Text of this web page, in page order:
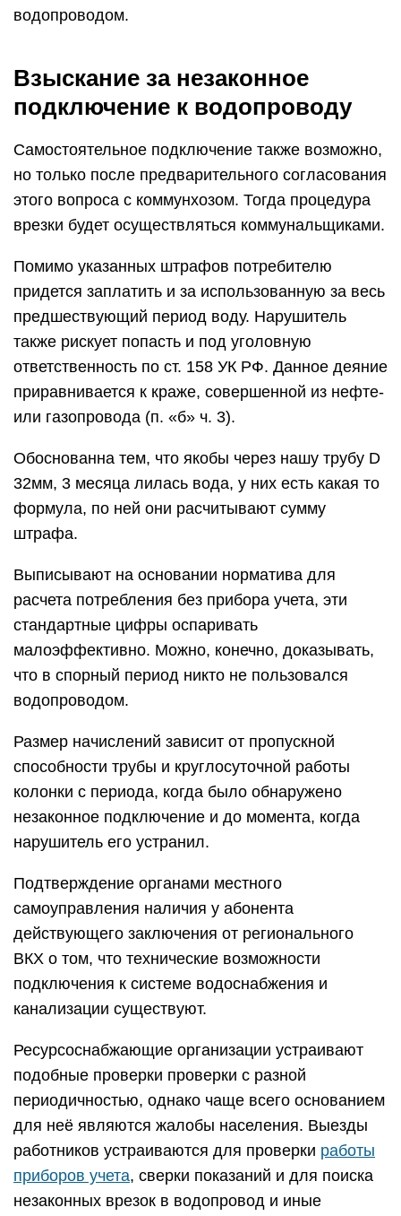
водопроводом.
Взыскание за незаконное
подключение к водопроводу
Самостоятельное подключение также возможно,
но только после предварительного согласования
этого вопроса с коммунхозом. Тогда процедура
врезки будет осуществляться коммунальщиками.
Помимо указанных штрафов потребителю
придется заплатить и за использованную за весь
предшествующий период воду. Нарушитель
также рискует попасть и под уголовную
ответственность по ст. 158 УК РФ. Данное деяние
приравнивается к краже, совершенной из нефте-
или газопровода (п. «б» ч. 3).
Обоснованна тем, что якобы через нашу трубу D
32мм, 3 месяца лилась вода, у них есть какая то
формула, по ней они расчитывают сумму
штрафа.
Выписывают на основании норматива для
расчета потребления без прибора учета, эти
стандартные цифры оспаривать
малоэффективно. Можно, конечно, доказывать,
что в спорный период никто не пользовался
водопроводом.
Размер начислений зависит от пропускной
способности трубы и круглосуточной работы
колонки с периода, когда было обнаружено
незаконное подключение и до момента, когда
нарушитель его устранил.
Подтверждение органами местного
самоуправления наличия у абонента
действующего заключения от регионального
ВКХ о том, что технические возможности
подключения к системе водоснабжения и
канализации существуют.
Ресурсоснабжающие организации устраивают
подобные проверки проверки с разной
периодичностью, однако чаще всего основанием
для неё являются жалобы населения. Выезды
работников устраиваются для проверки работы
приборов учета, сверки показаний и для поиска
незаконных врезок в водопровод и иные